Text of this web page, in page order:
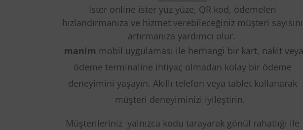
İster online ister yüz yüze, QR kod, ödemeleri
hızlandırmanıza ve hizmet verebileceğiniz müşteri sayısını
artırmanıza yardımcı olur.
manim mobil uygulaması ile herhangi bir kart, nakit veya
ödeme terminaline ihtiyaç olmadan kolay bir ödeme
deneyimini yaşayın. Akıllı telefon veya tablet kullanarak
müşteri deneyiminizi iyileştirin.
Müşterileriniz yalnızca kodu tarayarak gönül rahatlığı ile